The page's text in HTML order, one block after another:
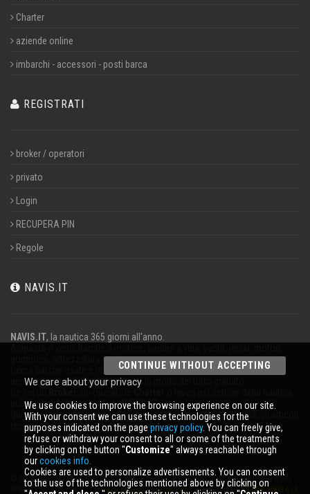
Charter
aziende online
imbarchi - accessori - posti barca
REGISTRATI
broker / operatori
privato
Login
RECUPERA PIN
Regole
NAVIS.IT
NAVIS.IT, la nautica 365 giorni all'anno.
gommoni, attrezzatura nautica.
Cerca barche usate e nuove nel nostro database oppure pubblica un
annuncio per vendere la tua barca in modo del tutto gratuito.
pubblicizza la tua attività suNAVIS.IT.
Qui troverai le ultime notizie dal mondo della nautica, della vela, gli articoli
tecnici; resta aggiornato con la nostra newsletter.
© 2026 NAVIS.IT® LOGHI REGISTRATI E SEGNI DISTINTIVI SONO DI PROPRIETÀ DEI
RISPETTIVI TITOLARI. | Privacy policy|Cookies info| powered by:START 2000 s.r.l.
CONTINUE WITHOUT ACCEPTING
We care about your privacy
We use cookies to improve the browsing experience on our site.
With your consent we can use these technologies for the
purposes indicated on the page privacy policy. You can freely give,
refuse or withdraw your consent to all or some of the treatments
by clicking on the button ''Customize'' always reachable through
ourcookies info.
Cookies are used to personalize advertisements. You can consent
to the use of the technologies mentioned above by clicking on